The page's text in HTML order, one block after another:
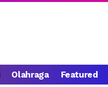
Olahraga Featured